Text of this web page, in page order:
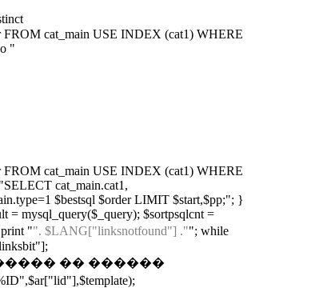
FROM cat_main USE INDEX (cat1) WHERE
"
FROM cat_main USE INDEX (cat1) WHERE
cat_main.cat1,
$bestsql $order LIMIT $start,$pp;"; }
= mysql_query($_query); $sortpsqlcnt =
"". $LANG["linksnotfound"] .""; while
������ �� ������